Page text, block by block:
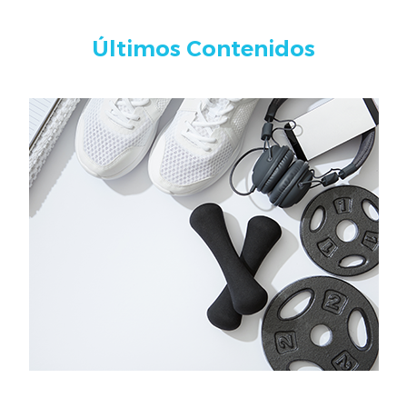
Últimos Contenidos